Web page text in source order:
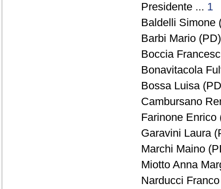
Presidente ... 1
Baldelli Simone
Barbi Mario
Boccia
Bonavitacola
Bossa Luisa
Cambursano
Farinone
Garavini Laura
Marchi Maino
Miotto Anna
Narducci